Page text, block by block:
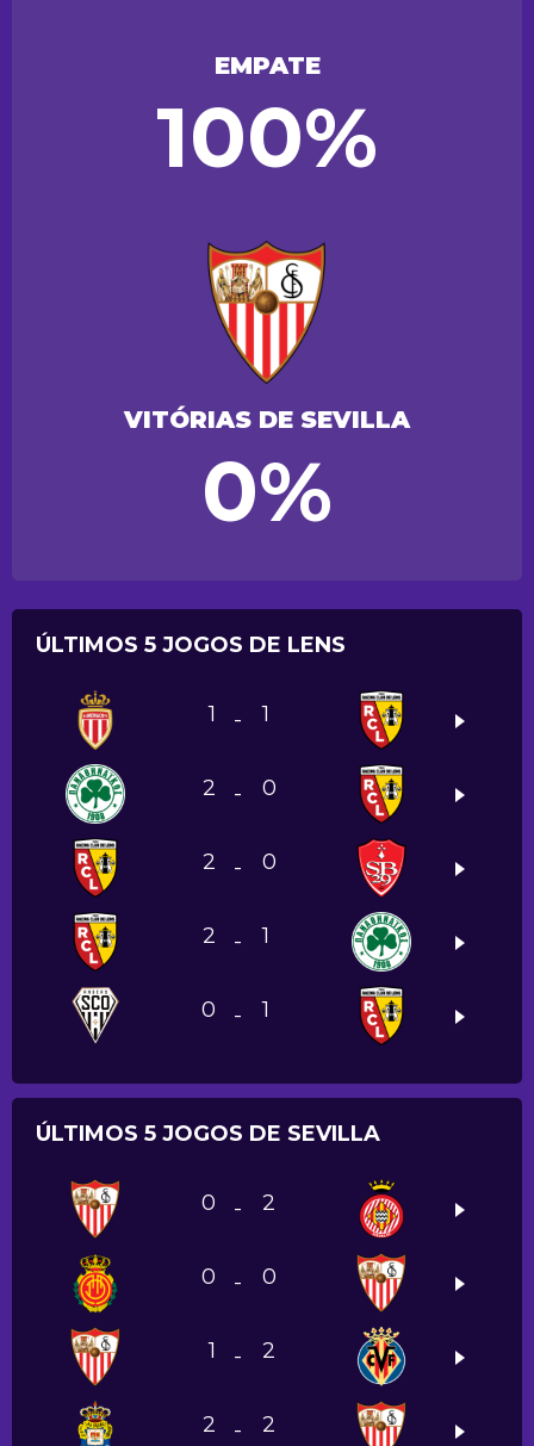
EMPATE
100%
VITÓRIAS DE SEVILLA
0%
ÚLTIMOS 5 JOGOS DE LENS
1 - 1
2 - 0
2 - 0
2 - 1
0 - 1
ÚLTIMOS 5 JOGOS DE SEVILLA
0 - 2
0 - 0
1 - 2
2 - 2